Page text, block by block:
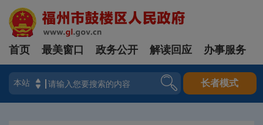
登录
首页 最美窗口 政务公开 解读回应 办事服务
长者模式